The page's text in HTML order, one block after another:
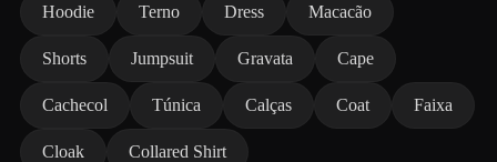
Hoodie Terno Dress Macacão
Shorts Jumpsuit Gravata Cape
Cachecol Túnica Calças Coat Faixa
Cloak Collared Shirt